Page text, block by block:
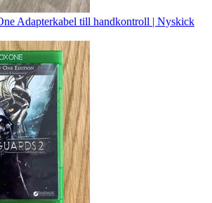
Adapterkabel till handkontroll | Nyskick